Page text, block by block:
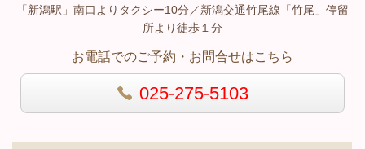
「新潟駅」南口よりタクシー10分／新潟交通竹尾線「竹尾」停留
所より徒歩１分
お電話でのご予約・お問合せはこちら
025-275-5103